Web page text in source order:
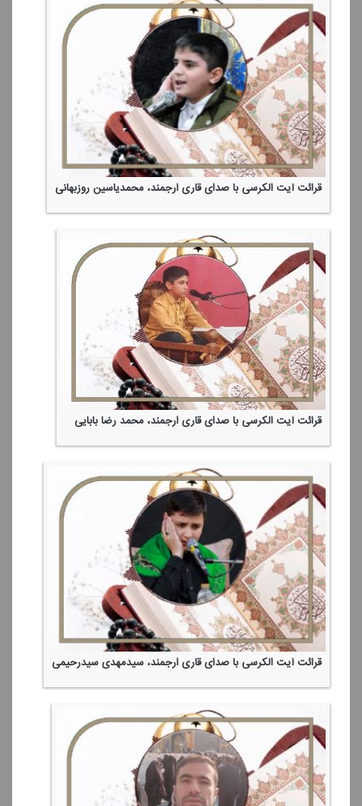
قرائت آیت الكرسی با صدای قاری ارجمند، محمدیاسین روزبهانی
قرائت آیت الكرسی با صدای قاری ارجمند، محمد رضا بابایی
قرائت آیت الكرسی با صدای قاری ارجمند، سیدمهدی سیدرحیمی